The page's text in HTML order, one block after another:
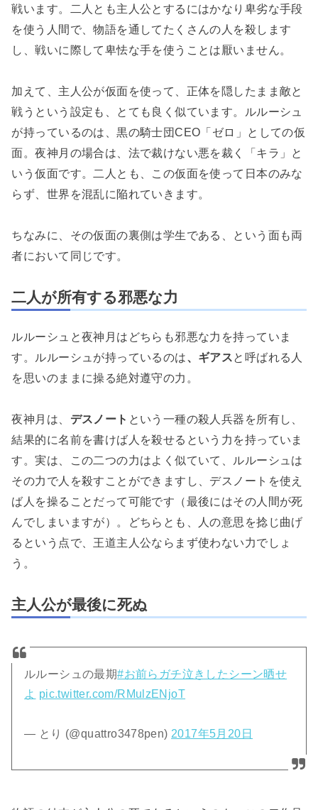
戦います。二人とも主人公とするにはかなり卑劣な手段
を使う人間で、物語を通してたくさんの人を殺します
し、戦いに際して卑怯な手を使うことは厭いません。
加えて、主人公が仮面を使って、正体を隠したまま敵と
戦うという設定も、とても良く似ています。ルルーシュ
が持っているのは、黒の騎士団CEO「ゼロ」としての仮
面。夜神月の場合は、法で裁けない悪を裁く「キラ」と
いう仮面です。二人とも、この仮面を使って日本のみな
らず、世界を混乱に陥れていきます。
ちなみに、その仮面の裏側は学生である、という面も両
者において同じです。
二人が所有する邪悪な力
ルルーシュと夜神月はどちらも邪悪な力を持っていま
す。ルルーシュが持っているのは、ギアスと呼ばれる人
を思いのままに操る絶対遵守の力。
夜神月は、 デスノート という一種の殺人兵器を所有し、
結果的に名前を書けば人を殺せるという力を持っていま
す。実は、この二つの力はよく似ていて、ルルーシュは
その力で人を殺すことができますし、デスノートを使え
ば人を操ることだって可能です（最後にはその人間が死
んでしまいますが）。どちらとも、人の意思を捻じ曲げ
るという点で、王道主人公ならまず使わない力でしょ
う。
主人公が最後に死ぬ
ルルーシュの最期#お前らガチ泣きしたシーン晒せ
よ pic.twitter.com/RMulzENjoT
— とり (@quattro3478pen) 2017年5月20日